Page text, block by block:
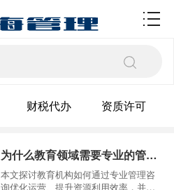
财税代办 资质许可
为什么教育领域需要专业的管理咨询支持？
本文探讨教育机构如何通过专业管理咨
询优化运营、提升资源利用效率，并适